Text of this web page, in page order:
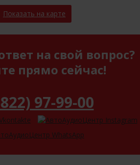
Показать на карте
на свой вопрос?
прямо сейчас!
97-99-00